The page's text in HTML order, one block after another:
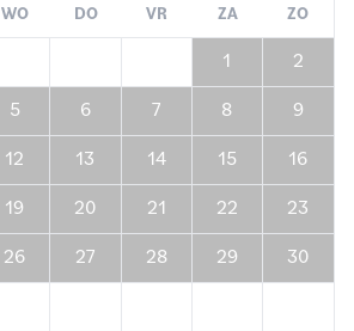
WO DO VR ZA ZO
1 2
5 6 7 8 9
12 13 14 15 16
19 20 21 22 23
26 27 28 29 30